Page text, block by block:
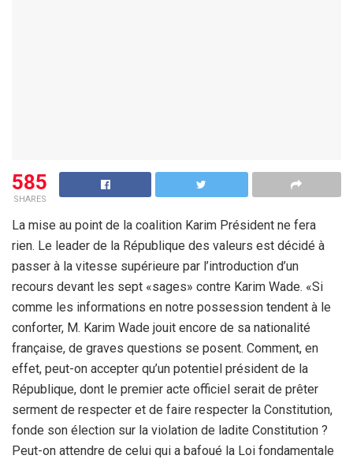
585
SHARES
La mise au point de la coalition Karim Président ne fera
rien. Le leader de la République des valeurs est décidé à
passer à la vitesse supérieure par l’introduction d’un
recours devant les sept «sages» contre Karim Wade. «Si
comme les informations en notre possession tendent à le
conforter, M. Karim Wade jouit encore de sa nationalité
française, de graves questions se posent. Comment, en
effet, peut-on accepter qu’un potentiel président de la
République, dont le premier acte officiel serait de prêter
serment de respecter et de faire respecter la Constitution,
fonde son élection sur la violation de ladite Constitution ?
Peut-on attendre de celui qui a bafoué la Loi fondamentale